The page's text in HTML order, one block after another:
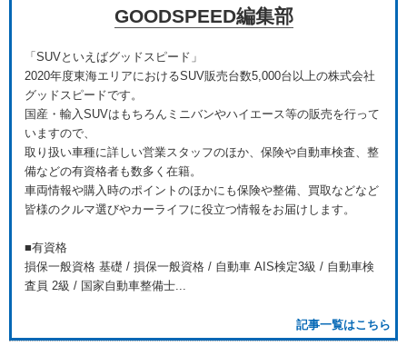
GOODSPEED編集部
「SUVといえばグッドスピード」
2020年度東海エリアにおけるSUV販売台数5,000台以上の株式会社
グッドスピードです。
国産・輸入SUVはもちろんミニバンやハイエース等の販売を行って
いますので、
取り扱い車種に詳しい営業スタッフのほか、保険や自動車検査、整
備などの有資格者も数多く在籍。
車両情報や購入時のポイントのほかにも保険や整備、買取などなど
皆様のクルマ選びやカーライフに役立つ情報をお届けします。
■有資格
損保一般資格 基礎 / 損保一般資格 / 自動車 AIS検定3級 / 自動車検
査員 2級 / 国家自動車整備士...
記事一覧はこちら